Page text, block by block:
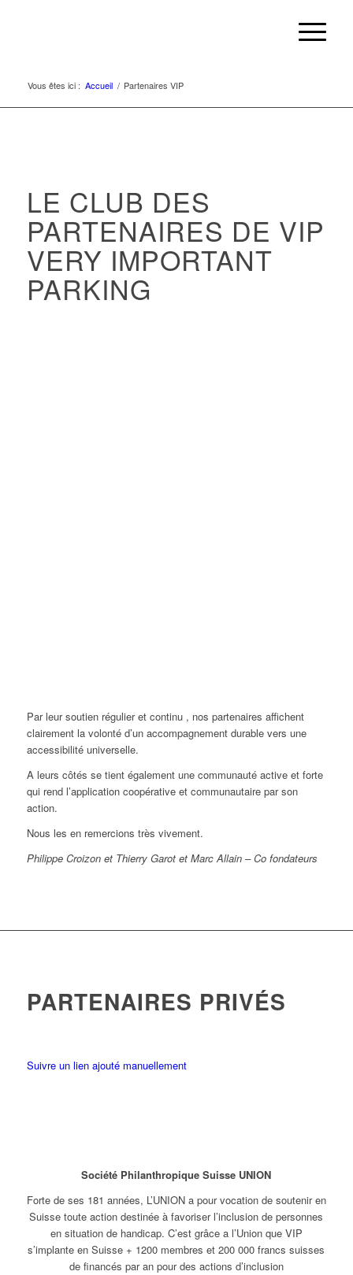
Vous êtes ici : Accueil / Partenaires VIP
LE CLUB DES
PARTENAIRES DE VIP
VERY IMPORTANT
PARKING
Par leur soutien régulier et continu , nos partenaires affichent
clairement la volonté d’un accompagnement durable vers une
accessibilité universelle.
A leurs côtés se tient également une communauté active et forte
qui rend l’application coopérative et communautaire par son
action.
Nous les en remercions très vivement.
Philippe Croizon et Thierry Garot et Marc Allain – Co fondateurs
PARTENAIRES PRIVÉS
Suivre un lien ajouté manuellement
Société Philanthropique Suisse UNION
Forte de ses 181 années, L’UNION a pour vocation de soutenir en
Suisse toute action destinée à favoriser l’inclusion de personnes
en situation de handicap. C’est grâce a l’Union que VIP
s’implante en Suisse + 1200 membres et 200 000 francs suisses
de financés par an pour des actions d’inclusion